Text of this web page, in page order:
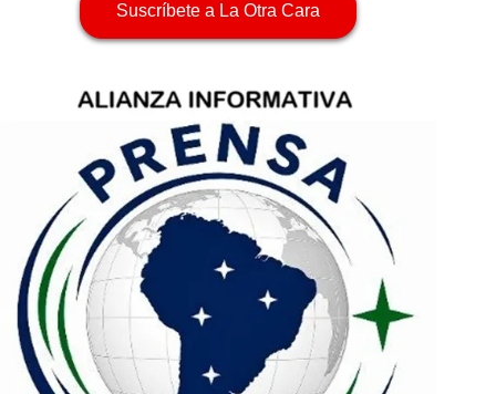
Suscríbete a La Otra Cara